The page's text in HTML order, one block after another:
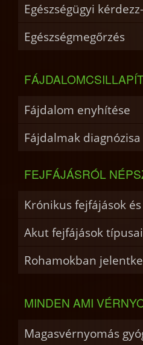
Egészségügyi
Egészségmegőrzés
Fájdalom enyhítése
Fájdalmak diagnózisa
FEJFÁJÁSRÓL
Krónikus fejfájások
Akut fejfájások
Rohamokban
MINDEN AMI
Magasvérnyomás